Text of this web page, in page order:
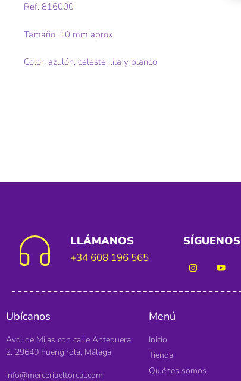
Ref. 816000
Tamaño. 10 mm aprox.
Color. azulón, celeste, lila y blanco
LLÁMANOS
+34 608 196 565
SÍGUENOS
Ubícanos
Avd. de Mijas con calle Antequera
2. 29640 Fuengirola, Málaga
info@merceriaeltorcal.com
Menú
Inicio
Tienda
Quiénes somos